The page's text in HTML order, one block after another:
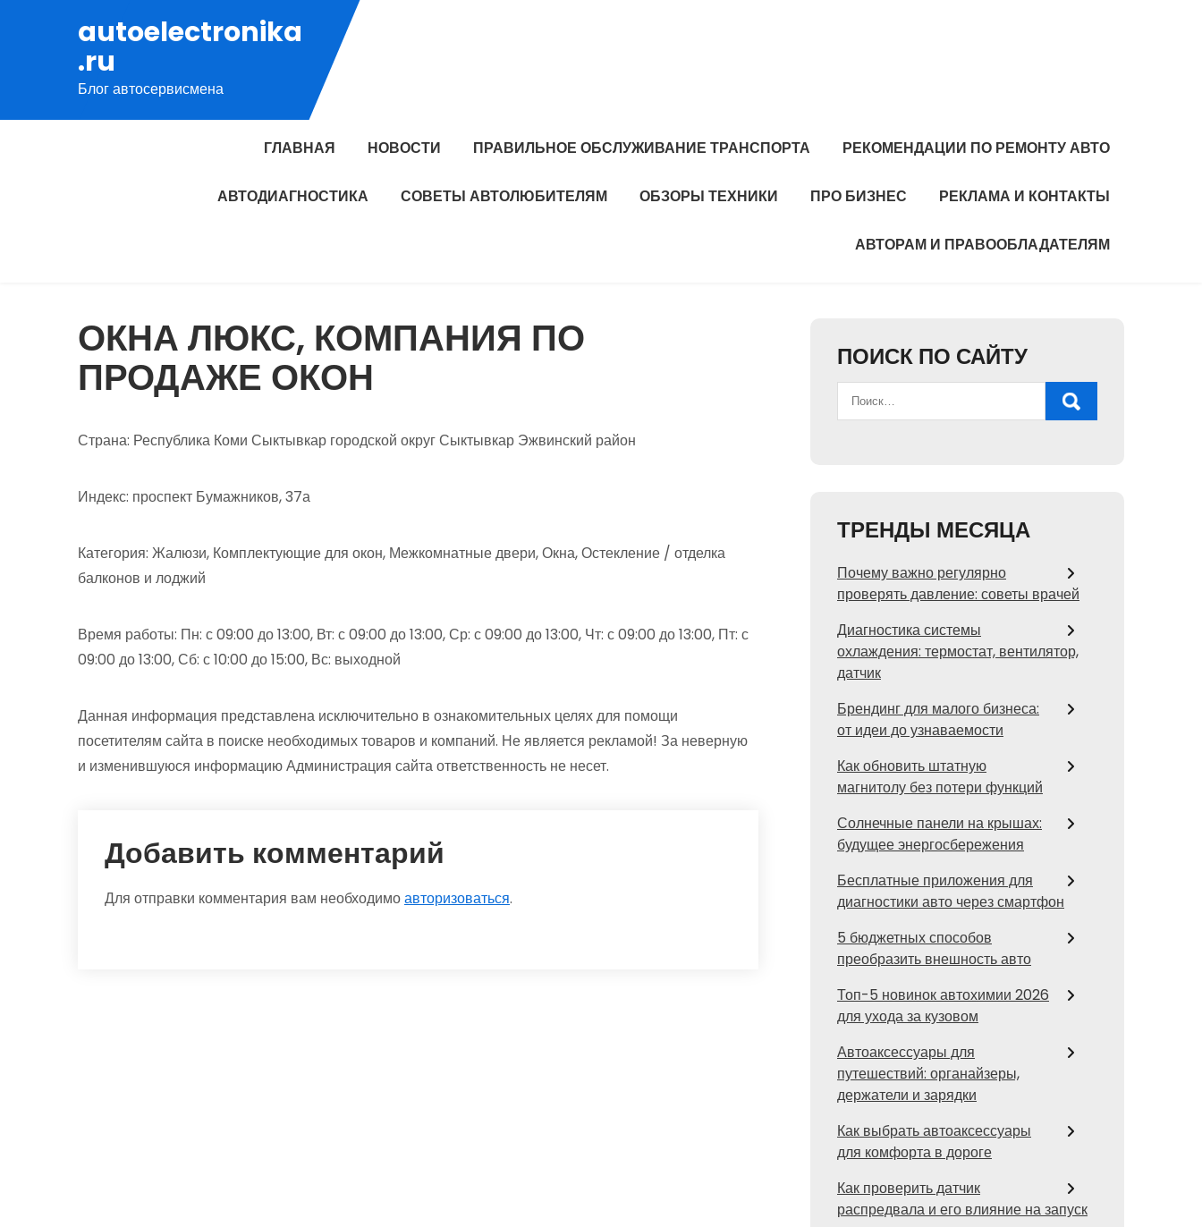
содержимому
autoelectronika
.ru
Блог автосервисмена
ГЛАВНАЯ НОВОСТИ ПРАВИЛЬНОЕ ОБСЛУЖИВАНИЕ ТРАНСПОРТА РЕКОМЕНДАЦИИ ПО РЕМОНТУ АВТО
АВТОДИАГНОСТИКА СОВЕТЫ АВТОЛЮБИТЕЛЯМ ОБЗОРЫ ТЕХНИКИ ПРО БИЗНЕС РЕКЛАМА И КОНТАКТЫ
АВТОРАМ И ПРАВООБЛАДАТЕЛЯМ
ОКНА ЛЮКС, КОМПАНИЯ ПО
ПРОДАЖЕ ОКОН
Страна: Республика Коми Сыктывкар городской округ Сыктывкар Эжвинский район
Индекс: проспект Бумажников, 37а
Категория: Жалюзи, Комплектующие для окон, Межкомнатные двери, Окна, Остекление / отделка
балконов и лоджий
Время работы: Пн: с 09:00 до 13:00, Вт: с 09:00 до 13:00, Ср: с 09:00 до 13:00, Чт: с 09:00 до 13:00, Пт: с
09:00 до 13:00, Сб: с 10:00 до 15:00, Вс: выходной
Данная информация представлена исключительно в ознакомительных целях для помощи
посетителям сайта в поиске необходимых товаров и компаний. Не является рекламой! За неверную
и изменившуюся информацию Администрация сайта ответственность не несет.
Добавить комментарий
Для отправки комментария вам необходимоавторизоваться.
ПОИСК ПО САЙТУ
ТРЕНДЫ МЕСЯЦА
Почему важно регулярно
проверять давление: советы врачей
Диагностика системы
охлаждения: термостат, вентилятор,
датчик
Брендинг для малого бизнеса:
от идеи до узнаваемости
Как обновить штатную
магнитолу без потери функций
Солнечные панели на крышах:
будущее энергосбережения
Бесплатные приложения для
диагностики авто через смартфон
5 бюджетных способов
преобразить внешность авто
Топ-5 новинок автохимии 2026
для ухода за кузовом
Автоаксессуары для
путешествий: органайзеры,
держатели и зарядки
Как выбрать автоаксессуары
для комфорта в дороге
Как проверить датчик
распредвала и его влияние на запуск